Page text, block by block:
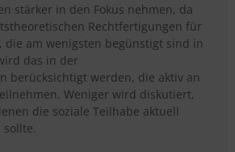
stärker in den Fokus nehmen, da
Rechtfertigungen für
am wenigsten begünstigt sind in
das in der
berücksichtigt werden, die aktiv an
Weniger wird diskutiert,
die soziale Teilhabe aktuell